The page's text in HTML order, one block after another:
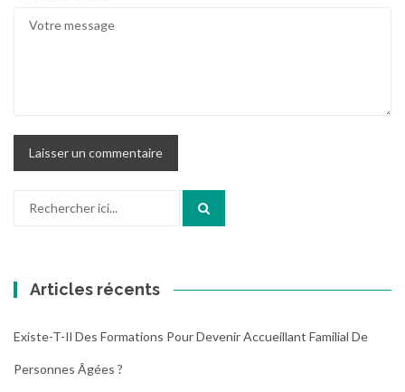
Articles récents
Existe-T-Il Des Formations Pour Devenir Accueillant Familial De
Personnes Âgées ?